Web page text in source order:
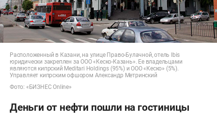
Расположенный в Казани, на улице Право-Булачной, отель Ibis
юридически закреплен за ООО «Кеско-Казань». Ее владельцами
являются кипрский Meditari Holdings (95%) и ООО «Кеско» (5%).
Управляет кипрским офшором Александр Метринский
Фото: «БИЗНЕС Online»
Деньги от нефти пошли на гостиницы